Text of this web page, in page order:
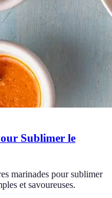
Sublimer le
marinades pour sublimer
et savoureuses.